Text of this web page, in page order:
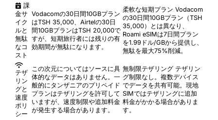
課
金サ
イク
ルと
無駄
なコ
スト
Vodacomの30日間10GBプラン
はTSH 35,000、Airtelの30日
間10GBプランはTSH 20,000で
すが、短期旅行者には残りの有
効期間が無駄になります。
柔軟な短期プラン Vodacom
の30日間10GBプラン（TSH
35,000）とは異なり、
Roami eSIMは7日間プラン
を1.99ドル/GBから提供し、
無駄を最大75%削減。
テザ
リン
グと
速度
ポリ
シー
この次元についてはソースに具
体的なデータはありません。一
般的にタンザニアのプリペイド
プランはテザリングを許可して
いますが、速度制限や追加料金
が発生する場合があります。
無制限テザリング テザリン
グ制限なし。複数デバイス
でデータを共有可能。現地
SIMではテザリングに追加
料金がかかる場合がありま
す。